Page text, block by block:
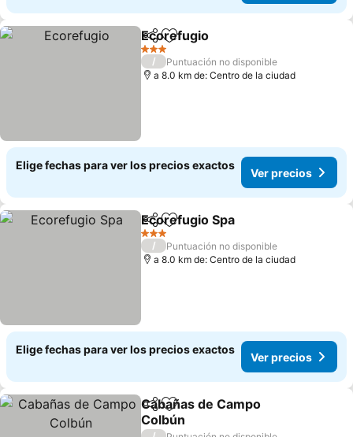
CompartirAgregar a favoritos
Ecorefugio
3 Estrellas
/
Puntuación no disponible
a 8.0 km de: Centro de la ciudad
Elige fechas para ver los precios exactos
Ver precios
CompartirAgregar a favoritos
Ecorefugio Spa
3 Estrellas
/
Puntuación no disponible
a 8.0 km de: Centro de la ciudad
Elige fechas para ver los precios exactos
Ver precios
CompartirAgregar a favoritos
Cabañas de Campo
Colbún